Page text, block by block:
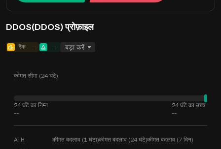
DDOS(DDOS) प्रोफ़ाइल
रैंक -- -- बड़ा करें
कीमत सीमा (24 घंटे)
24 घंटे का निम्न
--
24 घंटे का उच्च
--
ATH कीमत बदलाव (1 घंटा)कीमत बदलाव (24 घंटे)कीमत बदलाव (7 दिन)